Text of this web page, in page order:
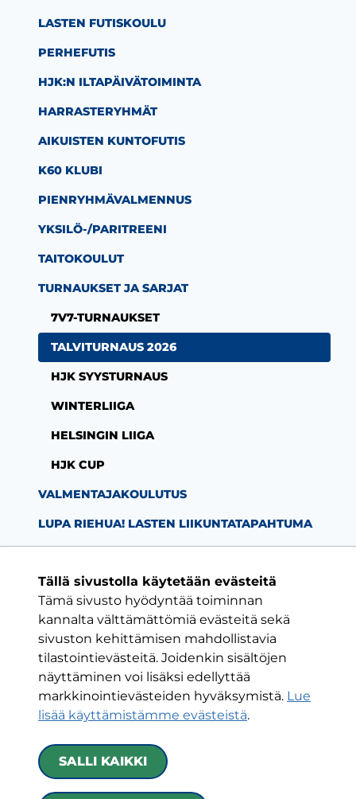
Tällä sivustolla käytetään evästeitä
Tämä sivusto hyödyntää toiminnan
kannalta välttämättömiä evästeitä sekä
sivuston kehittämisen mahdollistavia
tilastointievästeitä. Joidenkin sisältöjen
näyttäminen voi lisäksi edellyttää
markkinointievästeiden hyväksymistä. Lue
lisää käyttämistämme evästeistä.​​​​​​​
SALLI KAIKKI
LASTEN FUTISKOULU
PERHEFUTIS
HJK:N ILTAPÄIVÄTOIMINTA
HARRASTERYHMÄT
AIKUISTEN KUNTOFUTIS
K60 KLUBI
PIENRYHMÄVALMENNUS
YKSILÖ-/PARITREENI
TAITOKOULUT
TURNAUKSET JA SARJAT
7V7-TURNAUKSET
TALVITURNAUS 2026
HJK SYYSTURNAUS
WINTERLIIGA
HELSINGIN LIIGA
HJK CUP
VALMENTAJAKOULUTUS
LUPA RIEHUA! LASTEN LIIKUNTATAPAHTUMA
Facebook-sivu
Twitter-sivu
Instagram-
ON VAIN YKSI KLUBI
HJK RY
00250 Helsinki
Kaikki yhteystiedot|Toimintaehdot